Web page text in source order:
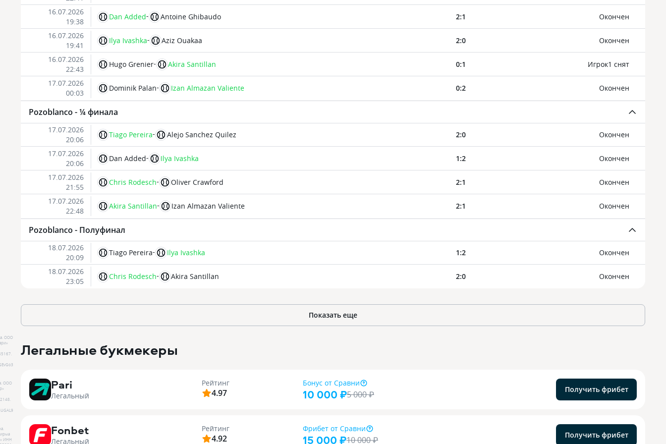
16.07.2026
19:38
Dan Added- Antoine Ghibaudo Oкончен
2:1
16.07.2026
19:41
Ilya Ivashka- Aziz Ouakaa Oкончен
2:0
16.07.2026
22:43
Hugo Grenier- Akira Santillan Игрок1 снят
0:1
17.07.2026
00:03
Dominik Palan- Izan Almazan Valiente Oкончен
0:2
Pozoblanco - ¼ финала
17.07.2026
20:06
Tiago Pereira- Alejo Sanchez Quilez Oкончен
2:0
17.07.2026
20:06
Dan Added- Ilya Ivashka Oкончен
1:2
17.07.2026
21:55
Chris Rodesch- Oliver Crawford Oкончен
2:1
17.07.2026
22:48
Akira Santillan- Izan Almazan Valiente Oкончен
2:1
Pozoblanco - Полуфинал
18.07.2026
20:09
Tiago Pereira- Ilya Ivashka Oкончен
1:2
18.07.2026
23:05
Chris Rodesch- Akira Santillan Oкончен
2:0
Показать еще
Легальные букмекеры
Pari
Легальный
Рейтинг
4.97
Бонус от Сравни
10 000 ₽5 000₽ Получить фрибет
ООО
.
Fonbet
Легальный
Рейтинг
4.92
Фрибет от Сравни
15 000 ₽10 000₽ Получить фрибет
ООО
.
ИНН